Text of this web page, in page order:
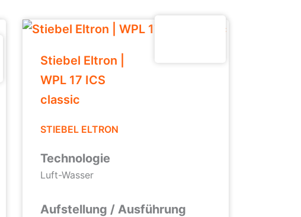
Stiebel Eltron |
WPL 17 ICS
classic
STIEBEL ELTRON
Technologie
Luft-Wasser
Aufstellung / Ausführung